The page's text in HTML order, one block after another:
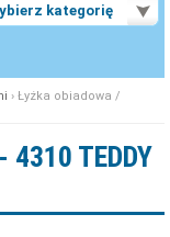
kategorię
› Łyżka obiadowa /
TEDDY